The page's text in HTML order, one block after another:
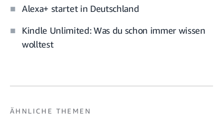
Alexa+ startet in Deutschland
Kindle Unlimited: Was du schon immer wissen
wolltest
ÄHNLICHE THEMEN